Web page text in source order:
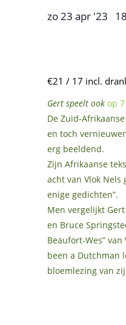
zo 23 apr '23
€21 / 17 incl.
Gert speelt ook op
De Zuid-
en toch
erg beeldend.
Zijn Afrikaanse
acht van Vlok
enige gedichten”.
Men vergelijkt
en Bruce
Beaufort-Wes”
been a Dutchman
bloemlezing van